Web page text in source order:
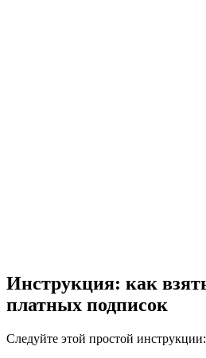
Инструкция: как
платных подписок
Следуйте этой простой инструкции: